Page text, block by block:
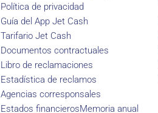
Política de privacidad
Guía del App Jet Cash
Tarifario Jet Cash
Documentos contractuales
Libro de reclamaciones
Estadística de reclamos
Agencias corresponsales
Estados financierosMemoria anual